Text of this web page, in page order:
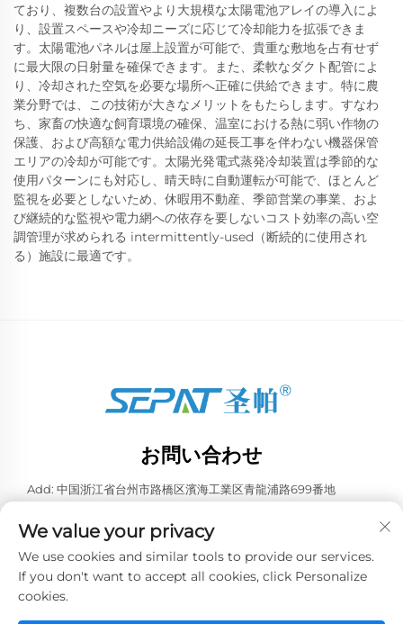
ており、複数台の設置やより大規模な太陽電池アレイの導入によ
り、設置スペースや冷却ニーズに応じて冷却能力を拡張できま
す。太陽電池パネルは屋上設置が可能で、貴重な敷地を占有せず
に最大限の日射量を確保できます。また、柔軟なダクト配管によ
り、冷却された空気を必要な場所へ正確に供給できます。特に農
業分野では、この技術が大きなメリットをもたらします。すなわ
ち、家畜の快適な飼育環境の確保、温室における熱に弱い作物の
保護、および高額な電力供給設備の延長工事を伴わない機器保管
エリアの冷却が可能です。太陽光発電式蒸発冷却装置は季節的な
使用パターンにも対応し、晴天時に自動運転が可能で、ほとんど
監視を必要としないため、休暇用不動産、季節営業の事業、およ
び継続的な監視や電力網への依存を要しないコスト効率の高い空
調管理が求められる intermittently-used（断続的に使用され
る）施設に最適です。
お問い合わせ
Add: 中国浙江省台州市路橋区濱海工業区青龍浦路699番地
[email protected]
We value your privacy
We use cookies and similar tools to provide our services.
If you don't want to accept all cookies, click Personalize
cookies.